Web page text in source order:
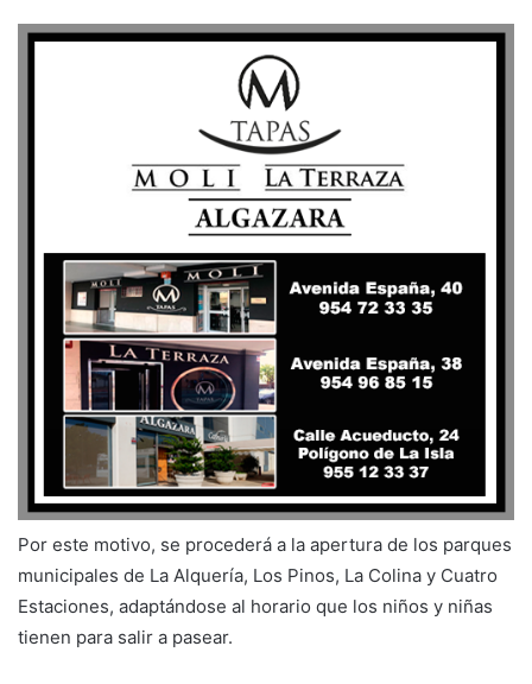
Por este motivo, se procederá a la apertura de los parques
municipales de La Alquería, Los Pinos, La Colina y Cuatro
Estaciones, adaptándose al horario que los niños y niñas
tienen para salir a pasear.